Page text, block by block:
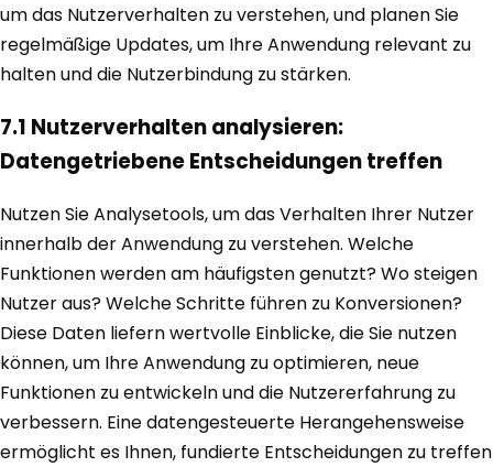
um das Nutzerverhalten zu verstehen, und planen Sie
regelmäßige Updates, um Ihre Anwendung relevant zu
halten und die Nutzerbindung zu stärken.
7.1 Nutzerverhalten analysieren:
Datengetriebene Entscheidungen treffen
Nutzen Sie Analysetools, um das Verhalten Ihrer Nutzer
innerhalb der Anwendung zu verstehen. Welche
Funktionen werden am häufigsten genutzt? Wo steigen
Nutzer aus? Welche Schritte führen zu Konversionen?
Diese Daten liefern wertvolle Einblicke, die Sie nutzen
können, um Ihre Anwendung zu optimieren, neue
Funktionen zu entwickeln und die Nutzererfahrung zu
verbessern. Eine datengesteuerte Herangehensweise
ermöglicht es Ihnen, fundierte Entscheidungen zu treffen